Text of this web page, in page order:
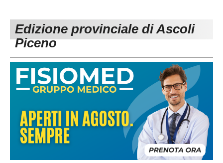
Carica la tua Rosa
1^ CATEGORIA
3^ CATEGORIA
GIOVANILI
Edizione provinciale di Ascoli
Piceno